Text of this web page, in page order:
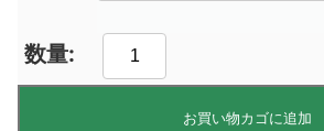
お買い物カゴに追加